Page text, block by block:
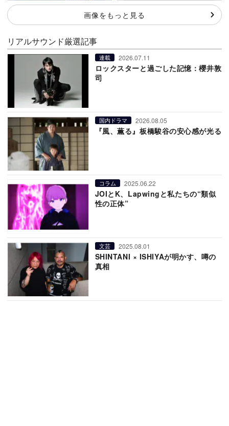
画像をもっと見る
リアルサウンド厳選記事
連載 2026.07.11
ロックスターと過ごした記憶：櫻井敦
司
国内ドラマ 2026.08.05
『風、薫る』板橋駿谷の安心感が光る
コラム 2025.06.22
JOIとK、Lapwingと私たちの“類似
性の正体”
文芸 2025.08.01
SHINTANI × ISHIYAが明かす、噂の
真相